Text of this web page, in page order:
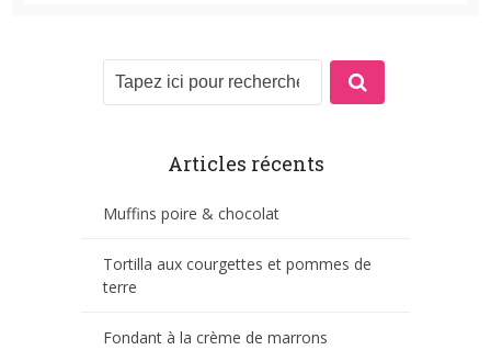
Articles récents
Muffins poire & chocolat
Tortilla aux courgettes et pommes de
terre
Fondant à la crème de marrons